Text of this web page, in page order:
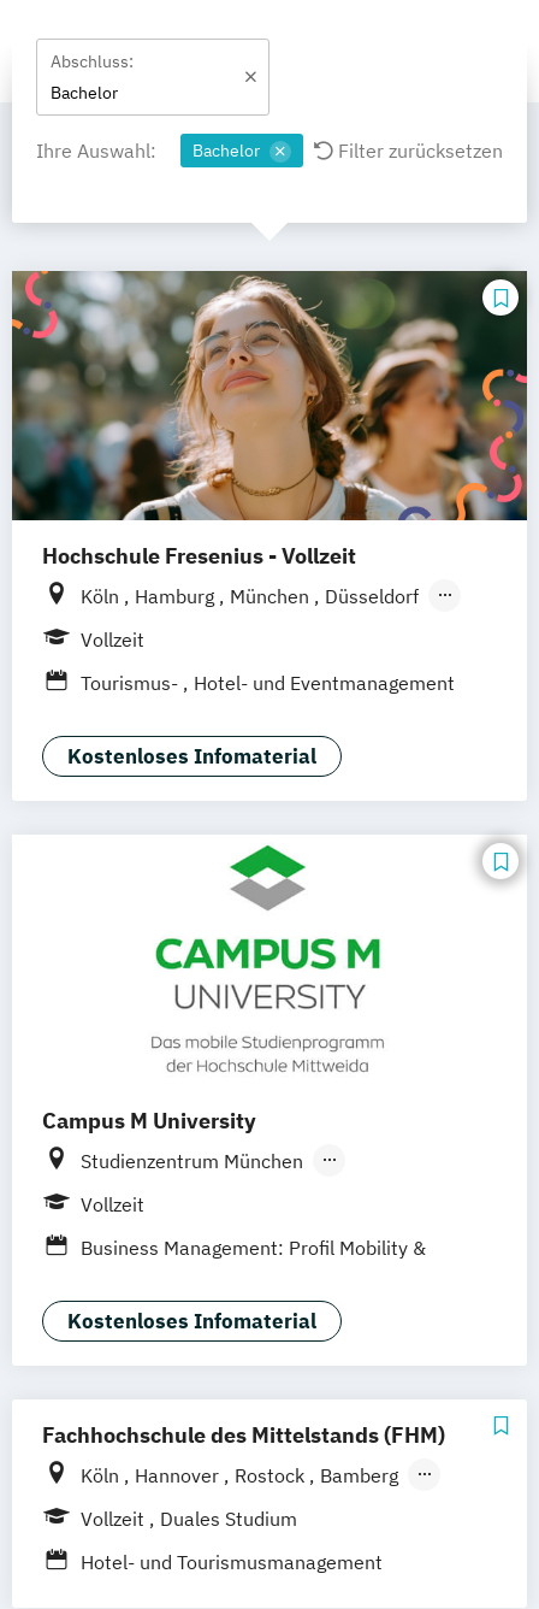
Abschluss:
Bachelor
Ihre Auswahl: Bachelor Filter zurücksetzen
Hochschule Fresenius - Vollzeit
Köln Hamburg München
Düsseldorf
Idstein
Vollzeit
Tourismus-
Hotel- und Eventmanagement
Kostenloses Infomaterial
Campus M University
Studienzentrum München
Studienzentrum Nürnberg
Vollzeit
Business Management: Profil Mobility &
Kostenloses Infomaterial
Fachhochschule des Mittelstands (FHM)
Köln Hannover Rostock
Bamberg
Bielefeld
Berlin Düren
Vollzeit
Duales Studium
Hotel- und Tourismusmanagement